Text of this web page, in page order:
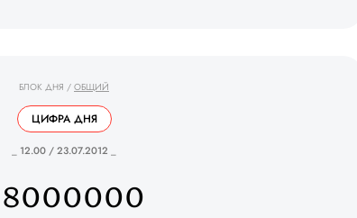
БЛОК ДНЯ / ОБЩИЙ
ЦИФРА ДНЯ
_ 12.00 / 23.07.2012 _